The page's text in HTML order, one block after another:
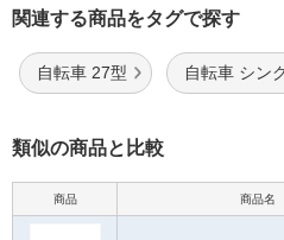
関連する商品をタグで探す
自転車 27型 自転車 シン
類似の商品と比較
商品 商品名